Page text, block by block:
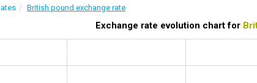
British pound exchange rate
Exchange rate evolution chart for